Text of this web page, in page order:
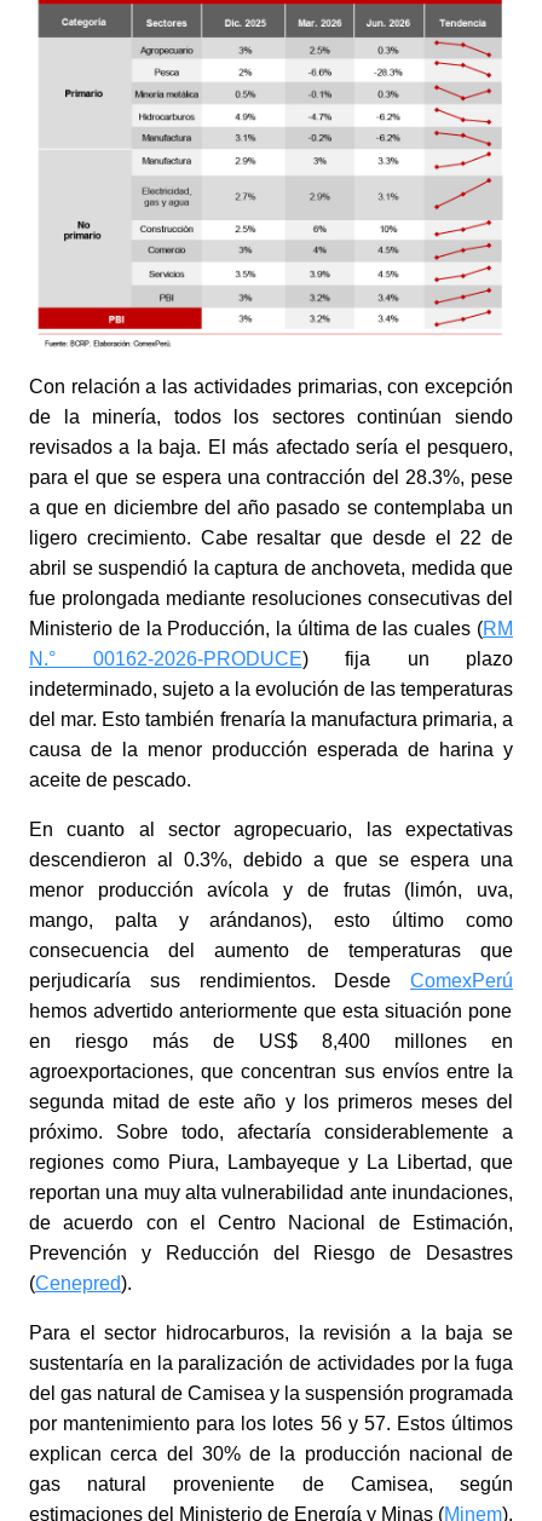
Con relación a las actividades primarias, con excepción
de la minería, todos los sectores continúan siendo
revisados a la baja. El más afectado sería el pesquero,
para el que se espera una contracción del 28.3%, pese
a que en diciembre del año pasado se contemplaba un
ligero crecimiento. Cabe resaltar que desde el 22 de
abril se suspendió la captura de anchoveta, medida que
fue prolongada mediante resoluciones consecutivas del
Ministerio de la Producción, la última de las cuales (RM
N.° 00162-2026-PRODUCE) fija un plazo
indeterminado, sujeto a la evolución de las temperaturas
del mar. Esto también frenaría la manufactura primaria, a
causa de la menor producción esperada de harina y
aceite de pescado.
En cuanto al sector agropecuario, las expectativas
descendieron al 0.3%, debido a que se espera una
menor producción avícola y de frutas (limón, uva,
mango, palta y arándanos), esto último como
consecuencia del aumento de temperaturas que
perjudicaría sus rendimientos. Desde ComexPerú
hemos advertido anteriormente que esta situación pone
en riesgo más de US$ 8,400 millones en
agroexportaciones, que concentran sus envíos entre la
segunda mitad de este año y los primeros meses del
próximo. Sobre todo, afectaría considerablemente a
regiones como Piura, Lambayeque y La Libertad, que
reportan una muy alta vulnerabilidad ante inundaciones,
de acuerdo con elCentro Nacional de Estimación,
Prevención y Reducción del Riesgo de Desastres
(Cenepred).
Para el sector hidrocarburos, la revisión a la baja se
sustentaría en la paralización de actividades por la fuga
del gas natural de Camisea y la suspensión programada
por mantenimiento para los lotes 56 y 57. Estos últimos
explican cerca del 30% de la producción nacional de
gas natural proveniente de Camisea, según
estimaciones del Ministerio de Energía y Minas (Minem).